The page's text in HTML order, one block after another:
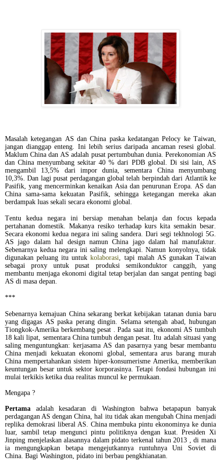
Masalah ketegangan AS dan China paska kedatangan Pelocy ke Taiwan,
jangan dianggap enteng. Ini lebih serius daripada ancaman resesi global.
Maklum China dan AS adalah pusat pertumbuhan dunia. Perekonomian AS
dan China menyumbang sekitar 40 % dari PDB global. Di sisi lain, AS
mengambil 13,5% dari impor dunia, sementara China menyumbang
10,3%. Dan lagi pusat perdagangan global telah berpindah dari Atlantik ke
Pasifik, yang mencerminkan kenaikan Asia dan penurunan Eropa. AS dan
China sama-sama kekuatan Pasifik, sehingga ketegangan mereka akan
berdampak luas sekali secara ekonomi global.
Tentu kedua negara ini bersiap menahan belanja dan focus kepada
pertahanan domestik. Makanya resiko terhadap kurs kita semakin besar.
Secara ekonomi kedua negara ini saling sandera. Dari segi tekhnologi 5G.
AS jago dalam hal design namun China jago dalam hal manufaktur.
Sebenarnya kedua negara ini saling melengkapi. Namun konyolnya, tidak
digunakan peluang itu untukkolaborasi, tapi malah AS gunakan Taiwan
sebagai proxy untuk pusat produksi semikonduktor canggih, yang
membantu menjaga ekonomi digital tetap berjalan dan sangat penting bagi
AS di masa depan.
***
Sebenarnya kemajuan China sekarang berkat kebijakan tatanan dunia baru
yang digagas AS paska perang dingin. Selama setengah abad, hubungan
Tiongkok-Amerika berkembang pesat . Pada saat itu, ekonomi AS tumbuh
18 kali lipat, sementara China tumbuh dengan pesat. Itu adalah situasi yang
saling menguntungkan: kerjasama AS dan pasarnya yang besar membantu
China menjadi kekuatan ekonomi global, sementara arus barang murah
China mempertahankan sistem hiper-konsumerisme Amerika, memberikan
keuntungan besar untuk sektor korporasinya.Tetapi fondasi hubungan ini
mulai terkikis ketika dua realitas muncul ke permukaan.
Mengapa ?
Pertama adalah kesadaran di Washington bahwa betapapun banyak
perdagangan AS dengan China, hal itu tidak akan mengubah China menjadi
replika demokrasi liberal AS. China membuka pintu ekonominya ke dunia
luar, sambil tetap mengunci pintu politiknya dengan kuat. Presiden Xi
Jinping menjelaskan alasannya dalam pidato terkenal tahun 2013 , di mana
ia mengungkapkan betapa mengejutkannya runtuhnya Uni Soviet di
China. Bagi Washington, pidato ini berbau pengkhianatan.